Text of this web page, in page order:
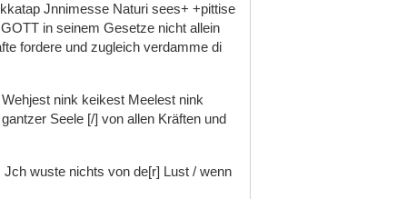
Jnnimesse Naturi sees+ +pittise
GOTT in seinem Gesetze nicht allein
fordere und zugleich verdamme di
Wehjest nink keikest Meelest nink
gantzer Seele [/] von allen Kräften und
Jch wuste nichts von de[r] Lust / wenn